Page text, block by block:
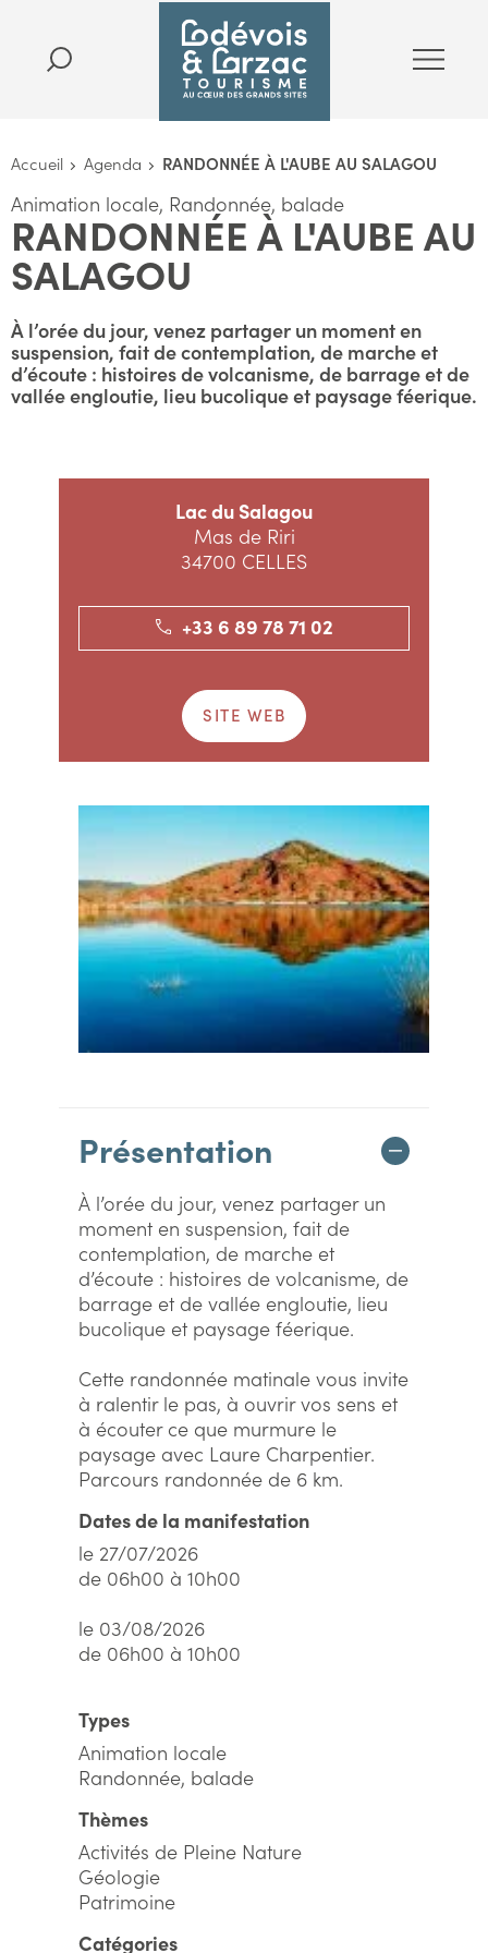
Accueil Agenda RANDONNÉE À L'AUBE AU SALAGOU
Animation locale, Randonnée, balade
RANDONNÉE À L'AUBE AU
SALAGOU
À l’orée du jour, venez partager un moment en
suspension, fait de contemplation, de marche et
d’écoute : histoires de volcanisme, de barrage et de
vallée engloutie, lieu bucolique et paysage féerique.
Lac du Salagou
Mas de Riri
34700 CELLES
+33 6 89 78 71 02
SITE WEB
Présentation
À l’orée du jour, venez partager un
moment en suspension, fait de
contemplation, de marche et
d’écoute : histoires de volcanisme, de
barrage et de vallée engloutie, lieu
bucolique et paysage féerique.
Cette randonnée matinale vous invite
à ralentir le pas, à ouvrir vos sens et
à écouter ce que murmure le
paysage avec Laure Charpentier.
Parcours randonnée de 6 km.
Dates de la manifestation
le 27/07/2026
de 06h00 à 10h00
le 03/08/2026
de 06h00 à 10h00
Types
Animation locale
Randonnée, balade
Thèmes
Activités de Pleine Nature
Géologie
Patrimoine
Catégories